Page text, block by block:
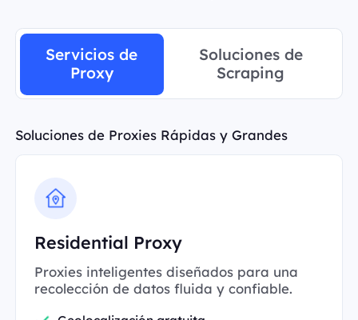
Servicios de
Proxy
Soluciones de
Scraping
Soluciones de Proxies Rápidas y Grandes
Residential Proxy
Proxies inteligentes diseñados para una
recolección de datos fluida y confiable.